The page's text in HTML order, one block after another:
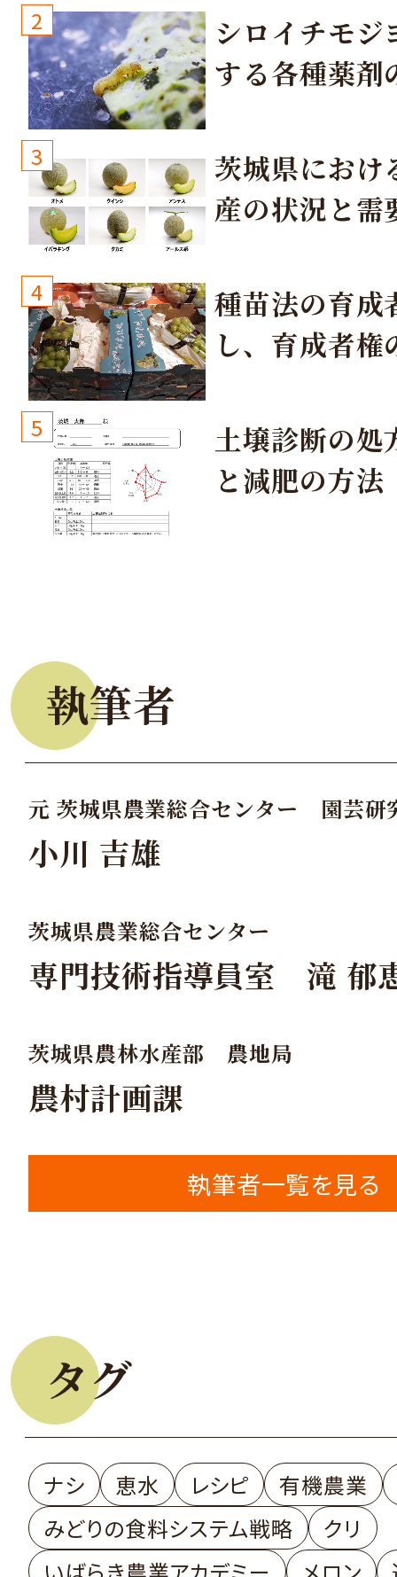
2
シロイチモジ
する各種薬剤
3
茨城県におけ
産の状況と需
4
種苗法の育成
し、育成者権
しょう！
5
土壌診断の処
と減肥の方法
執筆者
元 茨城県農業総合センター 園芸研
小川 吉雄
茨城県農業総合センター
専門技術指導員室 滝 郁
茨城県農林水産部 農地局
農村計画課
執筆者一覧を見る
タグ
ナシ 恵水 レシピ
有機農業
みどりの食料システム戦略
クリ